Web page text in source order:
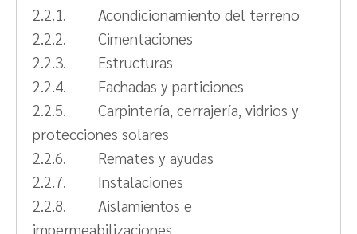
2.2.1. Acondicionamiento del terreno
2.2.2. Cimentaciones
2.2.3. Estructuras
2.2.4. Fachadas y particiones
2.2.5. Carpintería, cerrajería, vidrios y
protecciones solares
2.2.6. Remates y ayudas
2.2.7. Instalaciones
2.2.8. Aislamientos e
impermeabilizaciones